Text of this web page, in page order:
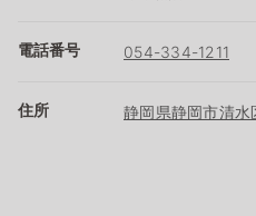
電話番号 054-334-1211
住所 静岡県静岡市清水